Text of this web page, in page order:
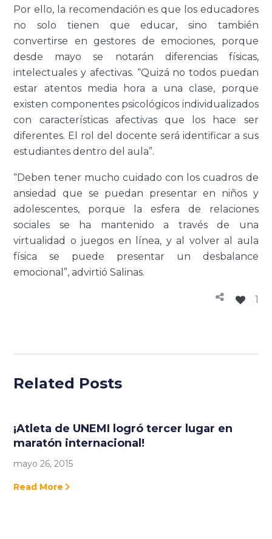
Por ello, la recomendación es que los educadores
no solo tienen que educar, sino también
convertirse en gestores de emociones, porque
desde mayo se notarán diferencias físicas,
intelectuales y afectivas. “Quizá no todos puedan
estar atentos media hora a una clase, porque
existen componentes psicológicos individualizados
con características afectivas que los hace ser
diferentes. El rol del docente será identificar a sus
estudiantes dentro del aula”.
“Deben tener mucho cuidado con los cuadros de
ansiedad que se puedan presentar en niños y
adolescentes, porque la esfera de relaciones
sociales se ha mantenido a través de una
virtualidad o juegos en línea, y al volver al aula
física se puede presentar un desbalance
emocional”, advirtió Salinas.
1
Related Posts
¡Atleta de UNEMI logró tercer lugar en
maratón internacional!
mayo 26, 2015
Read More